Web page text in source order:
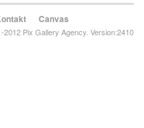
Canvas
Pix Gallery Agency. Version:2410